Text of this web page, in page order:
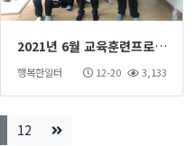
2021년 6월 교육훈련프로그램
행복한일터 12-20 3,133
12